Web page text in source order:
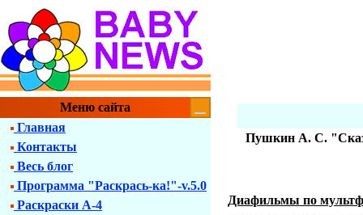
Меню сайта
Главная
Контакты
Весь блог
Программа "Раскрась-ка!"-v.5.0
Раскраски А-4
Пушкин А. С.
Диафильмы по